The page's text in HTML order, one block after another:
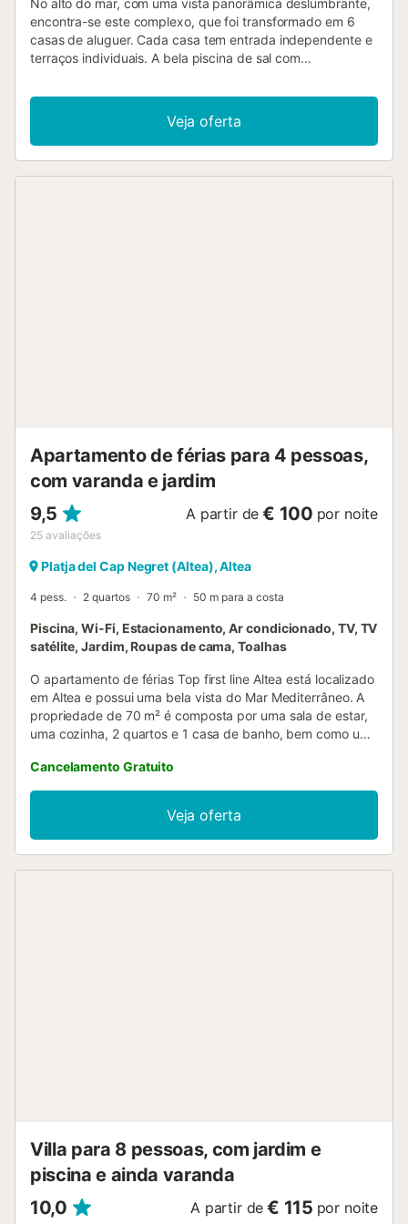
encontra-se este complexo, que foi transformado em 6
casas de aluguer. Cada casa tem entrada independente e
terraços individuais. A bela piscina de sal com
apenas por estes 6 alojamentos. Numa destas casas vive
o caseiro, que recebe os hóspedes e cuida do jardim e da
piscina. O uso da banheira de hidromassagem é possível
mediante pedido. Tem também a possibilidade de
Veja oferta
Apartamento de férias para 4 pessoas,
com varanda e jardim
9,5
25 avaliações
A partir de € 100 por noite
Platja del Cap Negret (Altea), Altea
4 pess. 2 quartos 70 m² 50 m para a costa
Piscina, Wi-Fi, Estacionamento, Ar condicionado, TV, TV
satélite, Jardim, Roupas de cama, Toalhas
O apartamento de férias Top first line Altea está localizado
em Altea e possui uma bela vista do Mar Mediterrâneo. A
propriedade de 70 m² é composta por uma sala de estar,
uma cozinha, 2 quartos e 1 casa de banho, bem como um
comodidades adicionais incluem Wi-Fi, uma televisão, ar
condicionado, bem como uma máquina de lavar roupa. O
destaque deste alojamento é a sua área exterior privada
com uma piscina, um jardim, um terraço aberto, uma
varanda e um chuveiro exterior. Estão disponíveis 2
Cancelamento Gratuito
Veja oferta
Villa para 8 pessoas, com jardim e
piscina e ainda varanda
10,0
A partir de € 115 por noite